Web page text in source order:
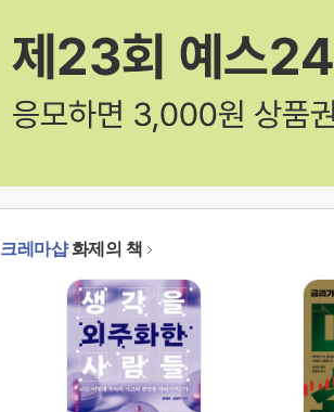
크레마샵화제의 책